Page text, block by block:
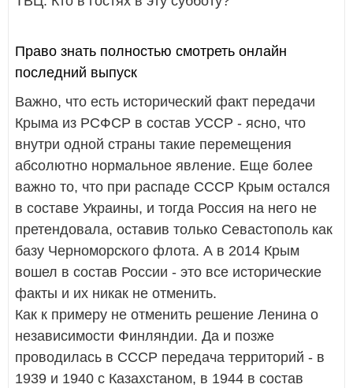
Право знать полностью смотреть онлайн
последний выпуск
Важно, что есть исторический факт передачи
Крыма из РСФСР в состав УССР - ясно, что
внутри одной страны такие перемещения
абсолютно нормальное явление. Еще более
важно то, что при распаде СССР Крым остался
в составе Украины, и тогда Россия на него не
претендовала, оставив только Севастополь как
базу Черноморского флота. А в 2014 Крым
вошел в состав России - это все исторические
факты и их никак не отменить.
Как к примеру не отменить решение Ленина о
независимости Финляндии. Да и позже
проводилась в СССР передача территорий - в
1939 и 1940 с Казахстаном, в 1944 в состав